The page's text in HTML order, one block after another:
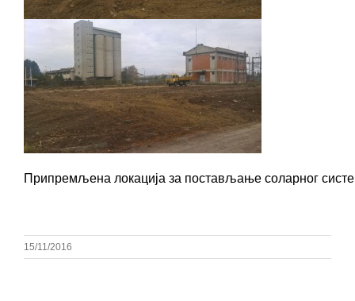
Припремљена локација за постављање соларног
15/11/2016